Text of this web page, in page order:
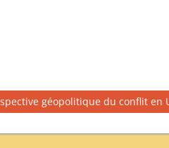
géopolitique du conflit en